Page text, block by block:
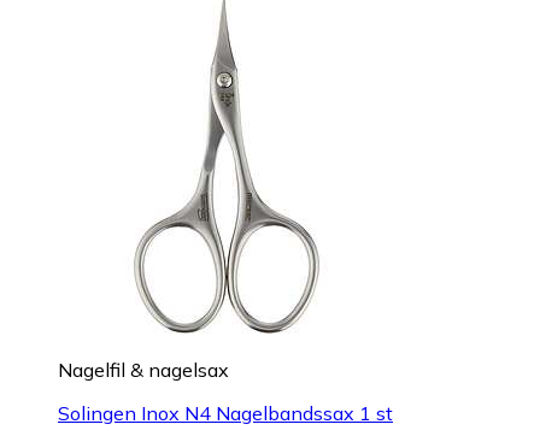
Nagelfil & nagelsax
Solingen Inox N4 Nagelbandssax 1 st